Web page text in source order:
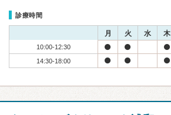
診療時間
月 火 水 木
10:00-12:30
14:30-18:00